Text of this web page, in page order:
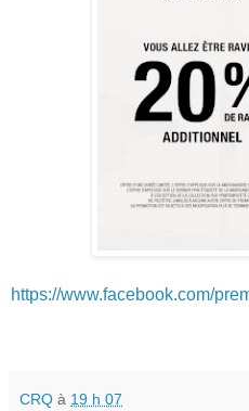
https://www.facebook.com/
CRQ à 19 h 07